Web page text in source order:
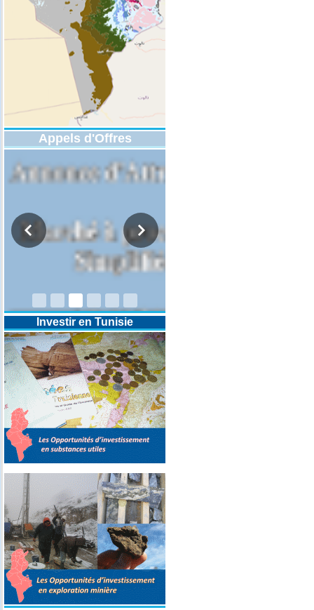
Appels d'Offres
DESIGNATION D’UN REVISEUR
EXERCICES 2025-2026-2027
Investir en Tunisie